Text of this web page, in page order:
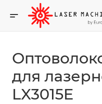
для
LX3015E